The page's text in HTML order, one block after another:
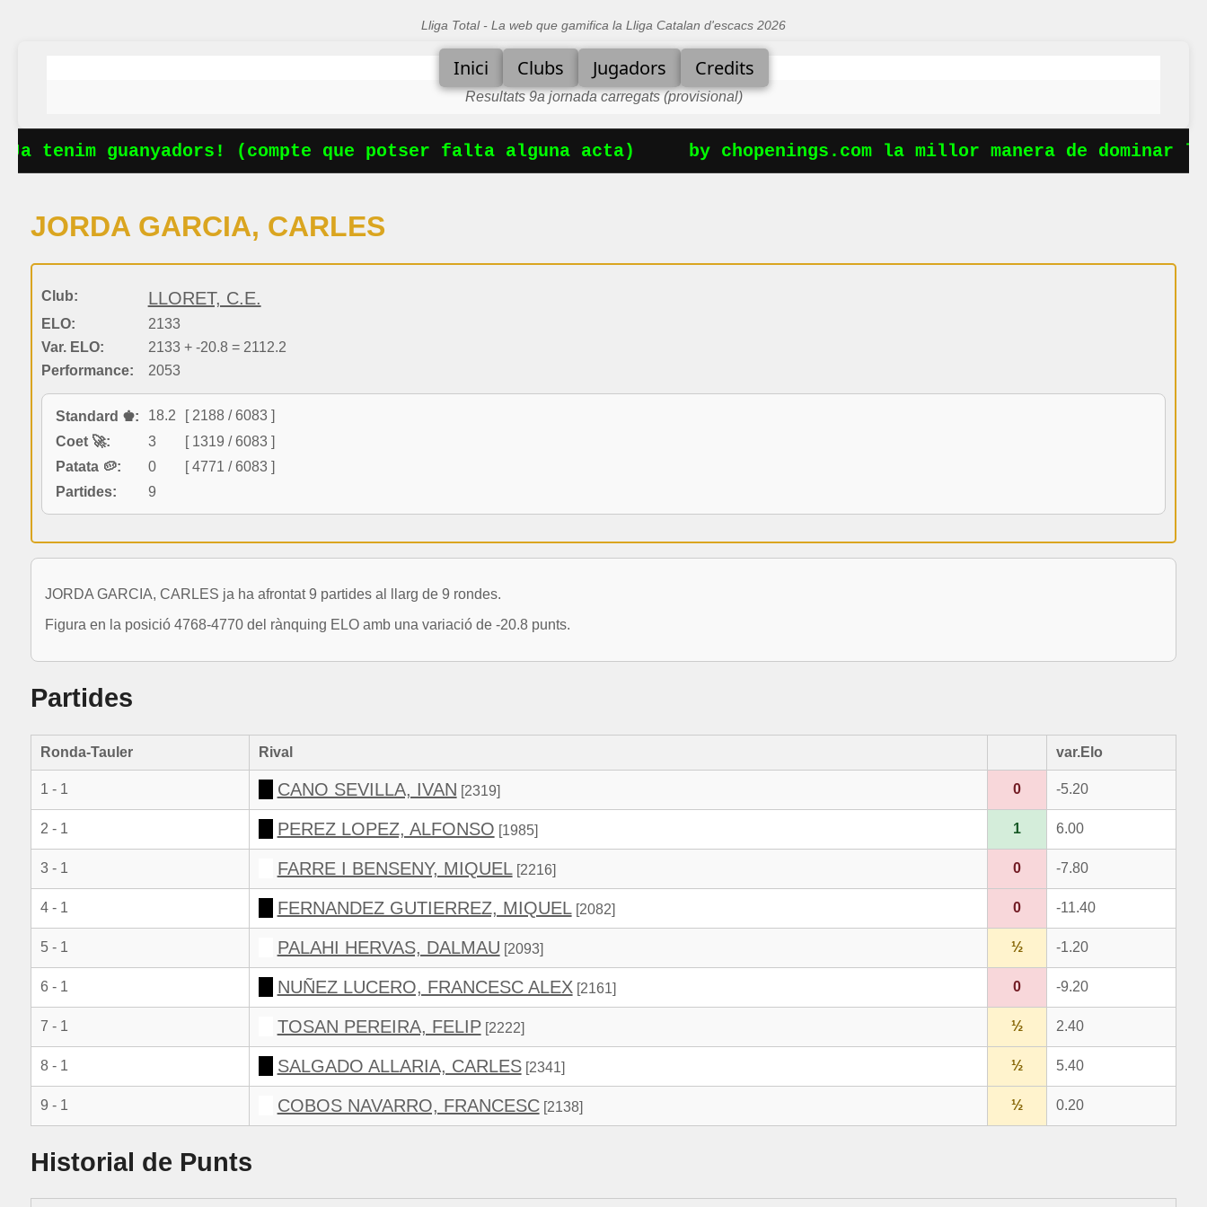
Lliga Total - La web que gamifica la Lliga Catalan d'escacs 2026
Inici Clubs Jugadors Credits
Resultats 9a jornada carregats (provisional)
tenim guanyadors! (compte que potser falta alguna acta) by chopenings.com la millor manera de dominar
JORDA GARCIA, CARLES
Club: LLORET, C.E.
ELO:
2133
Var. ELO:
2133 + -20.8 = 2112.2
Performance:
2053
Standard ♚: 18.2
[ 2188 / 6083 ]
Coet 🚀:
3
[ 1319 / 6083 ]
Patata 🥔:
0
[ 4771 / 6083 ]
Partides:
9
JORDA GARCIA, CARLES ja ha afrontat 9 partides al llarg de 9 rondes.
Figura en la posició 4768-4770 del rànquing ELO amb una variació de -20.8 punts.
Partides
Ronda-Tauler Rival var.Elo
1 - 1 CANO SEVILLA, IVAN [2319] 0 -5.20
2 - 1 PEREZ LOPEZ, ALFONSO [1985] 1 6.00
3 - 1 FARRE I BENSENY, MIQUEL[2216] 0 -7.80
4 - 1 FERNANDEZ GUTIERREZ, MIQUEL[2082] 0 -11.40
5 - 1 PALAHI HERVAS, DALMAU [2093] ½ -1.20
6 - 1 NUÑEZ LUCERO, FRANCESC ALEX [2161] 0 -9.20
7 - 1 TOSAN PEREIRA, FELIP[2222] ½ 2.40
8 - 1 SALGADO ALLARIA, CARLES[2341] ½ 5.40
9 - 1 COBOS NAVARRO, FRANCESC[2138] ½ 0.20
Historial de Punts